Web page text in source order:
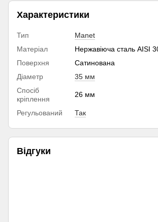
Характеристики
Тип
Manet
Матеріал
Нержавіюча сталь AISI
Поверхня
Сатинована
Діаметр
35 мм
Спосіб
кріплення
26 мм
Регульований Так
Відгуки